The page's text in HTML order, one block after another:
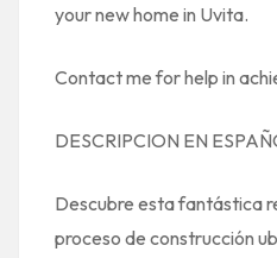
your new home in Uvita.
Contact me for help in
DESCRIPCION EN
Descubre esta fantástica
proceso de construcción